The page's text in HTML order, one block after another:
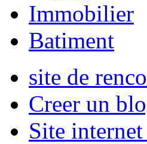
Immobilier
Batiment
site de
Creer un
Site